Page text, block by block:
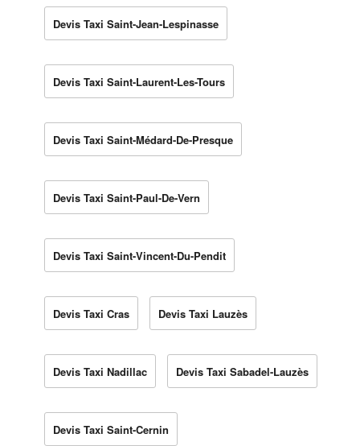
Devis Taxi Saint-Jean-Lespinasse
Devis Taxi Saint-Laurent-Les-Tours
Devis Taxi Saint-Médard-De-Presque
Devis Taxi Saint-Paul-De-Vern
Devis Taxi Saint-Vincent-Du-Pendit
Devis Taxi Cras Devis Taxi Lauzès
Devis Taxi Nadillac Devis Taxi Sabadel-Lauzès
Devis Taxi Saint-Cernin